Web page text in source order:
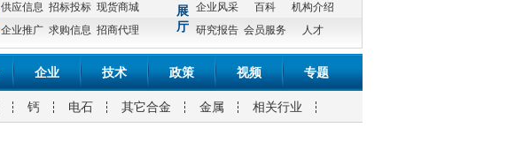
供应信息 招标投标 现货商城
企业推广 求购信息 招商代理
展
厅
企业风采 百科
机构介绍
研究报告 会员服务 人才
企业 技术 政策 视频 专题
钙 电石 其它合金 金属 相关行业